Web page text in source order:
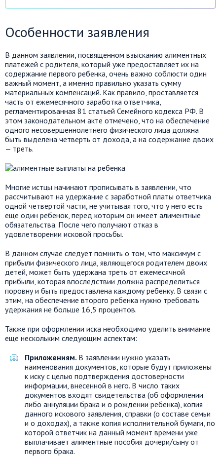
Особенности заявления
В данном заявлении, посвященном взысканию алиментных
платежей с родителя, который уже предоставляет их на
содержание первого ребенка, очень важно соблюсти один
важный момент, а именно правильно указать сумму
материальных компенсаций. Как правило, проставляется
часть от ежемесячного заработка ответчика,
регламентированная 81 статьей Семейного кодекса РФ. В
этом законодательном акте отмечено, что на обеспечение
одного несовершеннолетнего физического лица должна
быть выделена четверть от дохода, а на содержание двоих
— треть.
Многие истцы начинают прописывать в заявлении, что
рассчитывают на удержание с заработной платы ответчика
одной четвертой части, не учитывая того, что у него есть
еще один ребенок, перед которым он имеет алиментные
обязательства. После чего получают отказ в
удовлетворении исковой просьбы.
В данном случае следует помнить о том, что максимум с
прибыли физического лица, являющегося родителем двоих
детей, может быть удержана треть от ежемесячной
прибыли, которая впоследствии должна распределиться
поровну и быть предоставлена каждому ребенку. В связи с
этим, на обеспечение второго ребенка нужно требовать
удержания не больше 16,5 процентов.
Также при оформлении иска необходимо уделить внимание
еще нескольким следующим аспектам:
Приложениям. В заявлении нужно указать
наименования документов, которые будут приложены
к иску с целью подтверждения достоверности
информации, внесенной в него. В число таких
документов входят свидетельства (об оформлении
либо аннуляции брака и о рождении ребенка), копия
данного искового заявления, справки (о составе семьи
и о доходах), а также копия исполнительной бумаги, по
которой ответчик на данный момент времени уже
выплачивает алиментные пособия дочери/сыну от
первого брака.